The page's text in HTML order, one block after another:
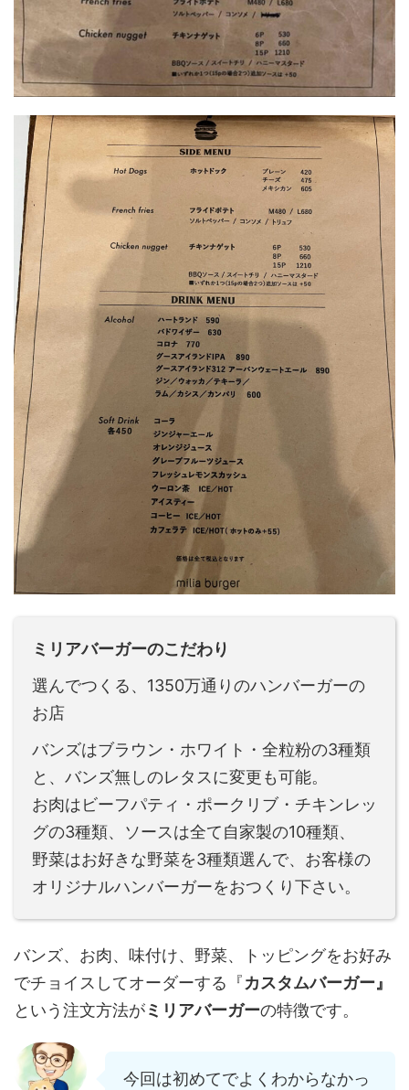
ミリアバーガーのこだわり
選んでつくる、1350万通りのハンバーガーの
お店
バンズはブラウン・ホワイト・全粒粉の3種類
と、バンズ無しのレタスに変更も可能。
お肉はビーフパティ・ポークリブ・チキンレッ
グの3種類、ソースは全て自家製の10種類、
野菜はお好きな野菜を3種類選んで、お客様の
オリジナルハンバーガーをおつくり下さい。
バンズ、お肉、味付け、野菜、トッピングをお好み
でチョイスしてオーダーする『カスタムバーガー』
という注文方法がミリアバーガーの特徴です。
今回は初めてでよくわからなかっ